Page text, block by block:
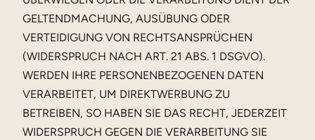
GELTENDMACHUNG, AUSÜBUNG ODER
VERTEIDIGUNG VON RECHTSANSPRÜCHEN
(WIDERSPRUCH NACH ART. 21 ABS. 1 DSGVO).
WERDEN IHRE PERSONENBEZOGENEN DATEN
VERARBEITET, UM DIREKTWERBUNG ZU
BETREIBEN, SO HABEN SIE DAS RECHT, JEDERZEIT
WIDERSPRUCH GEGEN DIE VERARBEITUNG SIE